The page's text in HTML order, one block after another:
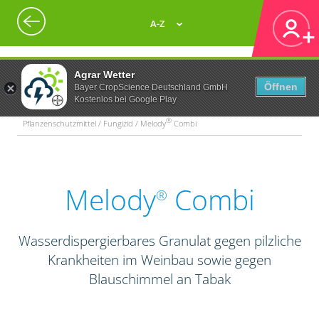
Agrar Wetter
Bayer CropScience Deutschland GmbH
Kostenlos bei Google Play
Öffnen
A-Z
Pflanzenschutzmittel / Fungizid / Melody® Combi
Melody® Combi
Wasserdispergierbares Granulat gegen pilzliche
Krankheiten im Weinbau sowie gegen
Blauschimmel an Tabak